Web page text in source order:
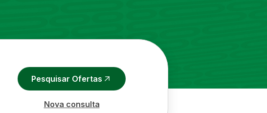
Pesquisar Ofertas
Nova consulta